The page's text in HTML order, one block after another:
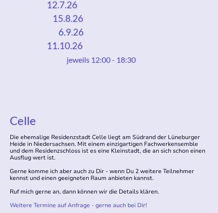
12.7.26
15.8.26
6.9.26
11.10.26
jeweils 12:00 - 18:30
Celle
Die ehemalige Residenzstadt Celle liegt am Südrand der Lüneburger
Heide in Niedersachsen. Mit einem einzigartigen Fachwerkensemble
und dem Residenzschloss ist es eine Kleinstadt, die an sich schon einen
Ausflug wert ist.
Gerne komme ich aber auch zu Dir - wenn Du 2 weitere Teilnehmer
kennst und einen geeigneten Raum anbieten kannst.
Ruf mich gerne an, dann können wir die Details klären.
Weitere Termine auf Anfrage - gerne auch bei Dir!